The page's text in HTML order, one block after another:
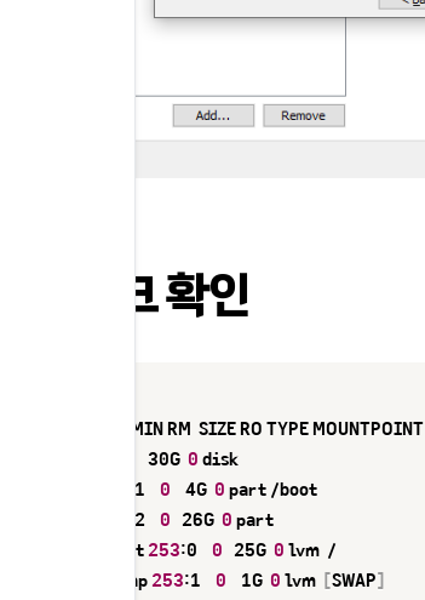
1. 디스크 확인
NAME            MAJ:MIN RM  SIZE RO TYPE MOUNTPOINT
   30G
0 disk
:1 0
    4G
0 part /boot
:2 0
   26G
0 part
  ├─centos-root
253:0 0
   25G
0 lvm  /
  └─centos-swap
253:1 0
    1G
0 lvm [SWAP